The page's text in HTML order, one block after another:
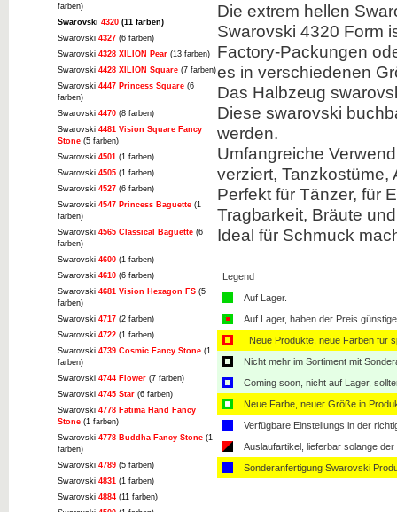
farben)
Swarovski 4320 (11 farben)
Swarovski 4327 (6 farben)
Swarovski 4328 XILION Pear (13 farben)
Swarovski 4428 XILION Square (7 farben)
Swarovski 4447 Princess Square (6
farben)
Swarovski 4470 (8 farben)
Swarovski 4481 Vision Square Fancy
Stone (5 farben)
Swarovski 4501 (1 farben)
Swarovski 4505 (1 farben)
Swarovski 4527 (6 farben)
Swarovski 4547 Princess Baguette (1
farben)
Swarovski 4565 Classical Baguette (6
farben)
Swarovski 4600 (1 farben)
Swarovski 4610 (6 farben)
Swarovski 4681 Vision Hexagon FS (5
farben)
Swarovski 4717 (2 farben)
Swarovski 4722 (1 farben)
Swarovski 4739 Cosmic Fancy Stone (1
farben)
Swarovski 4744 Flower (7 farben)
Swarovski 4745 Star (6 farben)
Swarovski 4778 Fatima Hand Fancy
Stone (1 farben)
Swarovski 4778 Buddha Fancy Stone (1
farben)
Swarovski 4789 (5 farben)
Swarovski 4831 (1 farben)
Swarovski 4884 (11 farben)
Die extrem hellen
Swarovski 4320 Form
Factory-Packungen
es in verschiedenen
Das Halbzeug
Diese swarovski
werden.
Umfangreiche
verziert,
Perfekt für Tänzer, für
Tragbarkeit, Bräute
Ideal für Schmuck
Legend
Auf Lager.
Auf Lager, haben der Preis
Neue Produkte, neue Farben für
Nicht mehr im Sortiment mit
Coming soon, nicht auf Lager,
Neue Farbe, neuer Größe in
Verfügbare Einstellungs in der
Auslaufartikel, lieferbar solange der
Sonderanfertigung Swarovski